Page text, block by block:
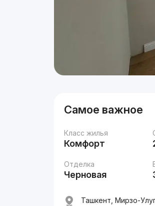
Самое важное
Класс жилья
Комфорт
Отделка
Черновая
Ташкент, Мирзо-